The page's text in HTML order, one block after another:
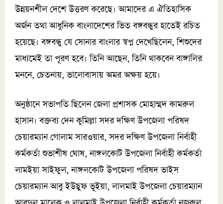
উন্নয়নশীল দেশে উত্তরণ করেছে। আমাদের এ ঐতিহাসিক
অর্জন তথা আধুনিক বাংলাদেশের ভিত বঙ্গবন্ধুর হাতেই রচিত
হয়েছে। বঙ্গবন্ধু যে সোনার বাংলার স্বপ্ন দেখেছিলেন, শিশুদের
মাধ্যমেই তা পূরণ হবে। তিনি আছেন, তিনি থাকবেন বাঙ্গালির
মননে, চেতনায়, ভালোবাসায় অমর অক্ষয় হয়ে।
অনুষ্ঠানে সভাপতি ছিলেন জেলা প্রশাসক মোহাম্মদ কামরুল
হাসান। বক্তব্য দেন কুমিল্লা সদর দক্ষিণ উপজেলা পরিষদ
চেয়ারম্যান গোলাম সারওয়ার, সদর দক্ষিণ উপজেলা নির্বাহী
কর্মকর্তা শুভাশীষ ঘোষ, নাঙ্গলকোট উপজেলা নির্বাহী কর্মকর্তা
লামইয়া সাইফুল, নাঙ্গলকোট উপজেলা পরিষদ ভাইস
চেয়ারম্যান আবু ইউছুফ ভূইয়া, লালমাই উপজেলা চেয়ারম্যান